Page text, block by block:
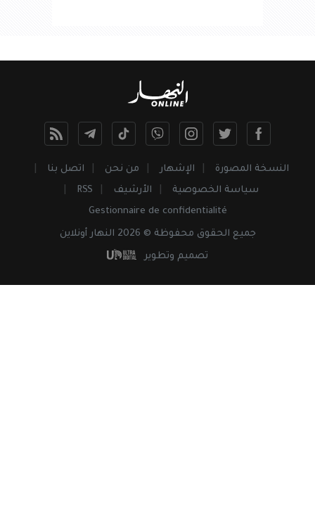
النسخة المصورة الإشهار من نحن
اتصل بنا
سياسة الخصوصية
الأرشيف
RSS
Gestionnaire de confidentialité
جميع الحقوق محفوظة © 2026 النهار أونلاين
تصميم وتطوير